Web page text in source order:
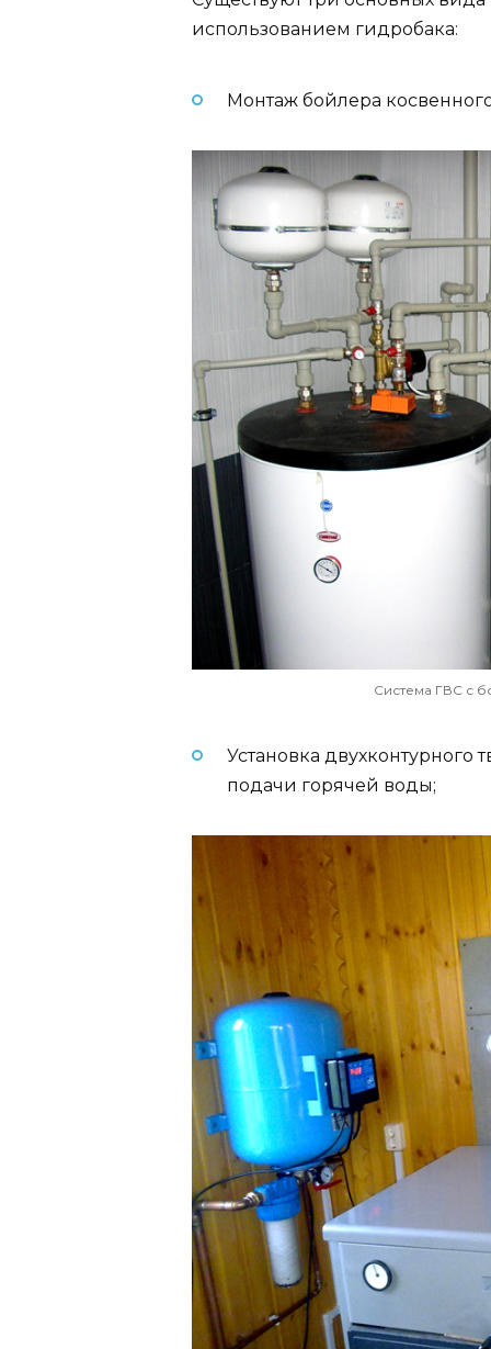
использованием гидробака:
Монтаж бойлера
Система ГВС с
Установка двухконтурного
подачи горячей воды;